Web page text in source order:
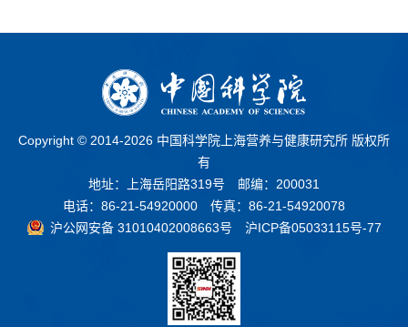
Copyright © 2014-2026 中国科学院上海营养与健康研究所 版权所
有
地址：上海岳阳路319号 邮编：200031
电话：86-21-54920000 传真：86-21-54920078
沪公网安备 31010402008663号
沪ICP备05033115号-77